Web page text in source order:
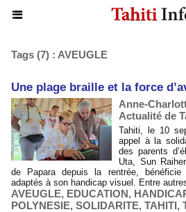
Tags (7) : AVEUGLE
​Une plage braille et la force
Anne-
Actualité de
Tahiti, le 10
appel à la
des parents
Uta, Sun
de Papara depuis la rentrée, bénéficie
adaptés à son handicap visuel. Entre
AVEUGLE, EDUCATION,
POLYNESIE, SOLIDARITE, TAHITI,